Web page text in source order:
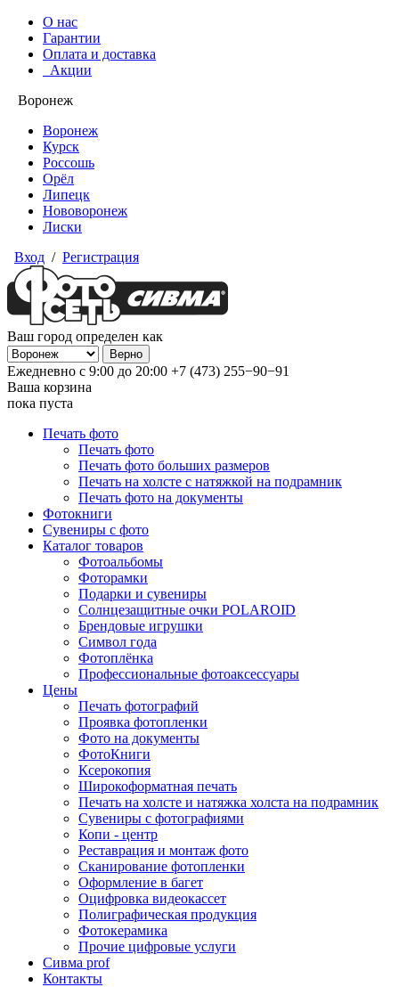
О нас
Гарантии
Оплата и доставка
Акции
Воронеж
Воронеж
Курск
Россошь
Орёл
Липецк
Нововоронеж
Лиски
Вход / Регистрация
Ваш город определен как
Ежедневно с 9:00 до 20:00 +7 (473) 255−90−91
Ваша корзина
пока пуста
Печать фото
Печать фото
Печать фото больших размеров
Печать на холсте с натяжкой на подрамник
Печать фото на документы
Фотокниги
Сувениры с фото
Каталог товаров
Фотоальбомы
Фоторамки
Подарки и сувениры
Солнцезащитные очки POLAROID
Брендовые игрушки
Символ года
Фотоплёнка
Профессиональные фотоаксессуары
Цены
Печать фотографий
Проявка фотопленки
Фото на документы
ФотоКниги
Ксерокопия
Широкоформатная печать
Печать на холсте и натяжка холста на подрамник
Сувениры с фотографиями
Копи - центр
Реставрация и монтаж фото
Сканирование фотопленки
Оформление в багет
Оцифровка видеокассет
Полиграфическая продукция
Фотокерамика
Прочие цифровые услуги
Сивма prof
Контакты